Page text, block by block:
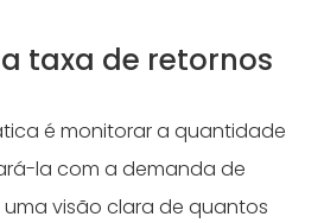
taxa de retornos
é monitorar a quantidade
la com a demanda de
uma visão clara de quantos